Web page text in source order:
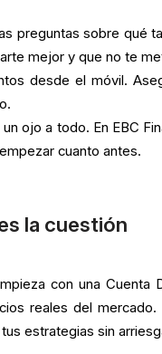
preguntas sobre qué
mejor y que no te
desde el móvil.
ojo a todo. En EBC
cuanto antes.
la cuestión
con una Cuenta
reales del
estrategias sin